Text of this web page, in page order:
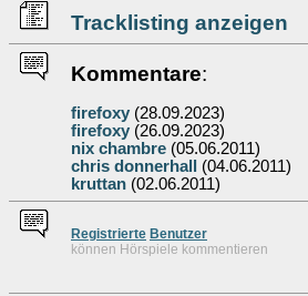
Tracklisting anzeigen
Kommentare:
firefoxy (28.09.2023)
firefoxy (26.09.2023)
nix chambre (05.06.2011)
chris donnerhall
(04.06.2011)
kruttan (02.06.2011)
Registrierte Benutzer
können Hörspiele kommentieren